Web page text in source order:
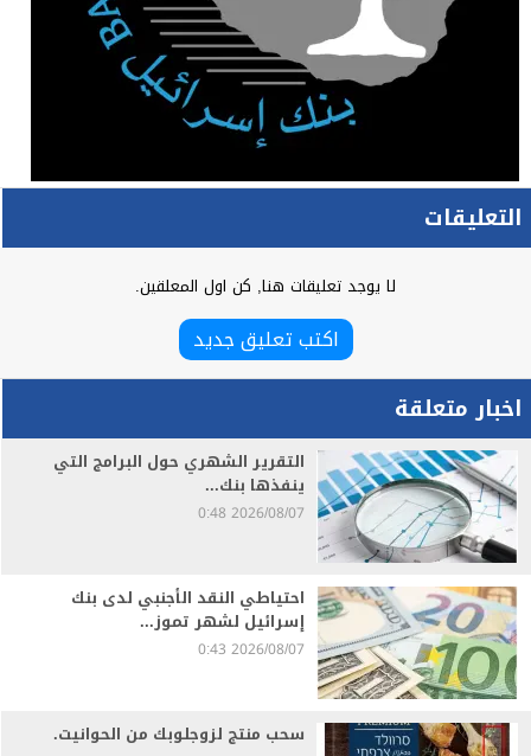
التعليقات
لا يوجد تعليقات هنا, كن اول المعلقين.
اكتب تعليق جديد
اخبار متعلقة
التقرير الشهري حول البرامج التي
ينفذها بنك...
2026/08/07 0:48
احتياطي النقد الأجنبي لدى بنك
إسرائيل لشهر تموز...
2026/08/07 0:43
سحب منتج لزوجلوبك من الحوانيت.